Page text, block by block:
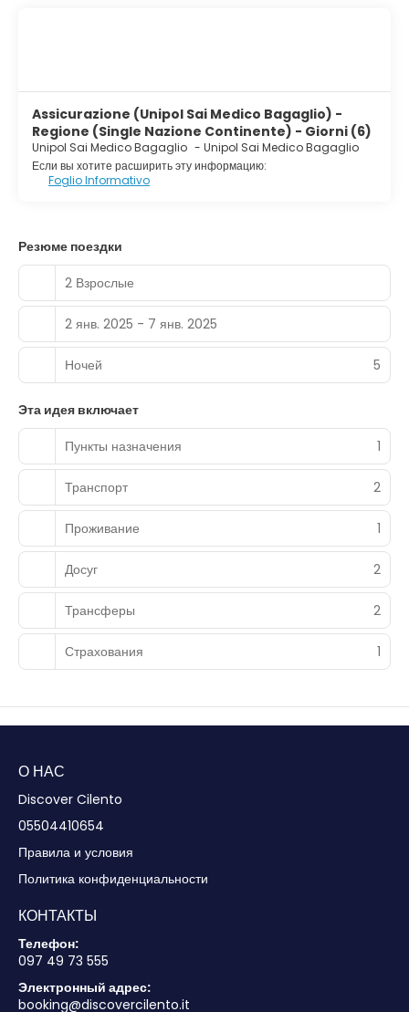
Assicurazione (Unipol Sai Medico Bagaglio) -
Regione (Single Nazione Continente) - Giorni (6)
Unipol Sai Medico Bagaglio - Unipol Sai Medico Bagaglio
Если вы хотите расширить эту информацию:
Foglio Informativo
Резюме поездки
2 Взрослые
2 янв. 2025 - 7 янв. 2025
Ночей 5
Эта идея включает
Пункты назначения
1
Транспорт 2
Проживание 1
Досуг 2
Трансферы 2
Страхования 1
О НАС
Discover Cilento
05504410654
Правила и условия
Политика конфиденциальности
КОНТАКТЫ
Телефон:
097 49 73 555
Электронный адрес:
booking@discovercilento.it